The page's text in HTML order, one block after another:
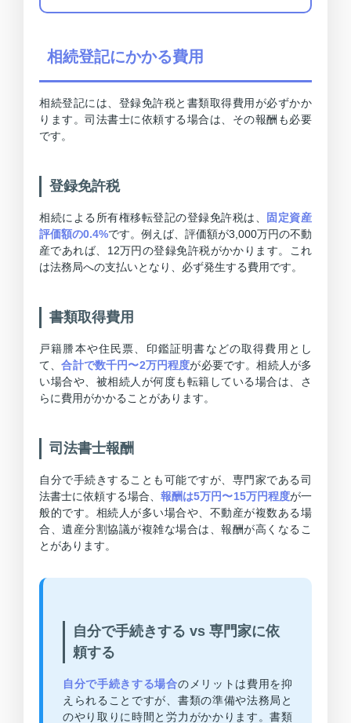
相続登記にかかる費用
相続登記には、登録免許税と書類取得費用が必ずかか
ります。司法書士に依頼する場合は、その報酬も必要
です。
登録免許税
相続による所有権移転登記の登録免許税は、 固定資産
評価額の0.4%です。例えば、評価額が3,000万円の不動
産であれば、12万円の登録免許税がかかります。これ
は法務局への支払いとなり、必ず発生する費用です。
書類取得費用
戸籍謄本や住民票、印鑑証明書などの取得費用とし
て、合計で数千円〜2万円程度が必要です。相続人が多
い場合や、被相続人が何度も転籍している場合は、さ
らに費用がかかることがあります。
司法書士報酬
自分で手続きすることも可能ですが、専門家である司
法書士に依頼する場合、 報酬は5万円〜15万円程度が一
般的です。相続人が多い場合や、不動産が複数ある場
合、遺産分割協議が複雑な場合は、報酬が高くなるこ
とがあります。
自分で手続きする vs 専門家に依
頼する
自分で手続きする場合のメリットは費用を抑
えられることですが、書類の準備や法務局と
のやり取りに時間と労力がかかります。書類